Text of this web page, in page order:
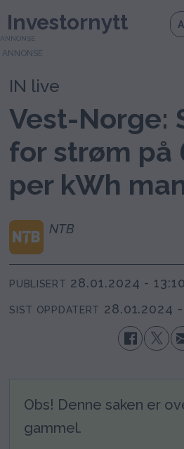
Investornytt
ANNONSE
IN live
Vest-Norge:
for strøm på
per kWh
NTB
PUBLISERT 28.01.2024 - 13:10
SIST OPPDATERT 28.01.2024
Obs! Denne saken er
gammel.